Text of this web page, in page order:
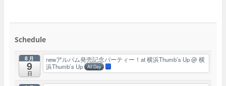
Schedule
8月
9
日
newアルバム発売記念パーティー！at 横浜Thumb’s Up@ 横
浜Thumb’s Up
All Day